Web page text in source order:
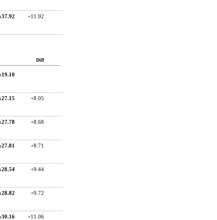
+11.92
Diff
+8.05
+8.68
+8.71
+9.44
+9.72
+11.06